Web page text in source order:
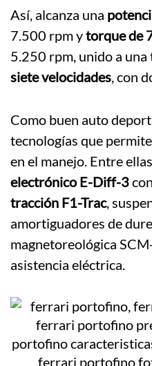
Así, alcanza una
7.500 rpm ytorque de
5.250 rpm, unido a
siete velocidades, con
Como buen auto
tecnologías que
en el manejo. Entre
electrónico E-Diff-3
tracción F1-Trac,
amortiguadores de
magnetoreológica
asistencia eléctrica.